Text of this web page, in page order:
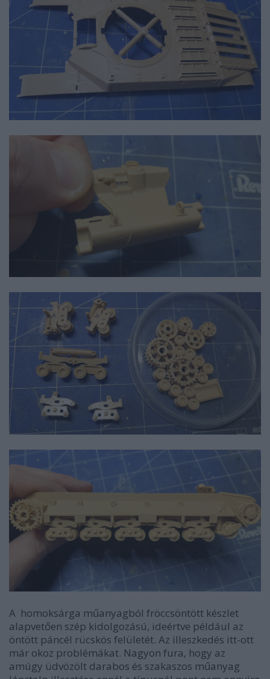
A homoksárga műanyagból fröccsöntött készlet
alapvetően szép kidolgozású, ideértve például az
öntött páncél rücskös felületét. Az illeszkedés itt-ott
már okoz problémákat. Nagyon fura, hogy az
amúgy üdvözölt darabos és szakaszos műanyag